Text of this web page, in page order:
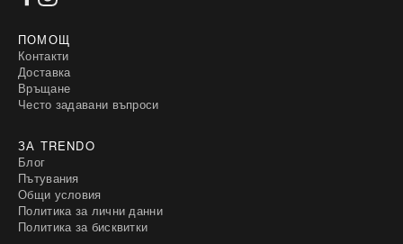
ПОМОЩ
Контакти
Доставка
Връщане
Често задавани въпроси
ЗА TRENDO
Блог
Пътувания
Общи условия
Политика за лични данни
Политика за бисквитки